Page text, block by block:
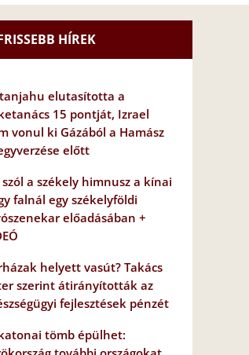
HÍREK
elutasította a
15 pontját, Izrael
vonul ki Gázából a Hamász
előtt
szól a székely himnusz a kínai
falnál egy székelyföldi
előadásában +
helyett vasút? Takács
szerint átirányították az
fejlesztések pénzét
tömb épülhet: